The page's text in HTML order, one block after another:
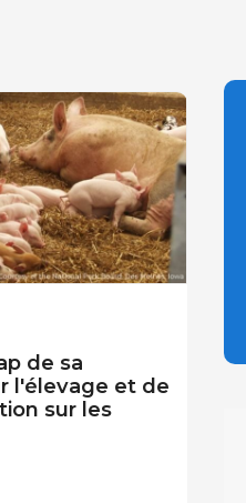
de sa
l'élevage et de
sur les